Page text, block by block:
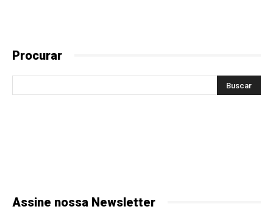
Procurar
Assine nossa Newsletter